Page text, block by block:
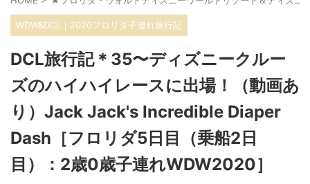
WDW&DCL｜2020フロリダ子連れ旅行記
DCL旅行記＊35〜ディズニークルー
ズのハイハイレースに出場！（動画あ
り）Jack Jack's Incredible Diaper
Dash［フロリダ5日目（乗船2日
目）：2歳0歳子連れWDW2020］